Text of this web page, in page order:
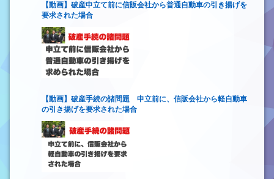
【動画】破産申立て前に信販会社から普通自動車の引き揚げを
要求された場合
【動画】破産手続の諸問題 申立前に、信販会社から軽自動車
の引き揚げを要求された場合